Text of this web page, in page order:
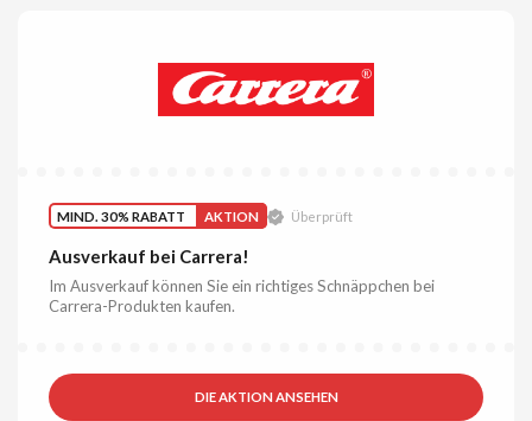
MIND. 30% RABATT AKTION Überprüft
Ausverkauf bei Carrera!
Im Ausverkauf können Sie ein richtiges Schnäppchen bei
Carrera-Produkten kaufen.
DIE AKTION ANSEHEN